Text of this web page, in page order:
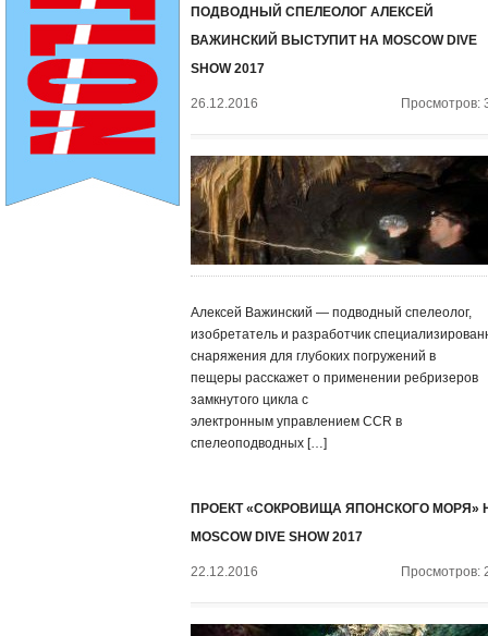
ПОДВОДНЫЙ СПЕЛЕОЛОГ АЛЕКСЕЙ
ВАЖИНСКИЙ ВЫСТУПИТ НА MOSCOW DIVE
SHOW 2017
26.12.2016 Просмотров:
Алексей Важинский — подводный спелеолог,
изобретатель и разработчик
снаряжения для глубоких погружений в
пещеры расскажет о применении ребризеров
замкнутого цикла с
электронным управлением CCR в
спелеоподводных […]
ПРОЕКТ «СОКРОВИЩА ЯПОНСКОГО МОРЯ»
MOSCOW DIVE SHOW 2017
22.12.2016 Просмотров: